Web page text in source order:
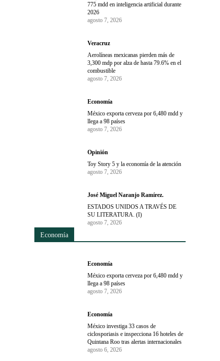
775 mdd en inteligencia artificial durante
2026
agosto 7, 2026
Veracruz
Aerolíneas mexicanas pierden más de
3,300 mdp por alza de hasta 79.6% en el
combustible
agosto 7, 2026
Economía
México exporta cerveza por 6,480 mdd y
llega a 98 países
agosto 7, 2026
Opinión
Toy Story 5 y la economía de la atención
agosto 7, 2026
José Miguel Naranjo Ramírez.
ESTADOS UNIDOS A TRAVÉS DE
SU LITERATURA. (I)
agosto 7, 2026
Economía
Economía
México exporta cerveza por 6,480 mdd y
llega a 98 países
agosto 7, 2026
Economía
México investiga 33 casos de
ciclosporiasis e inspecciona 16 hoteles de
Quintana Roo tras alertas internacionales
agosto 6, 2026